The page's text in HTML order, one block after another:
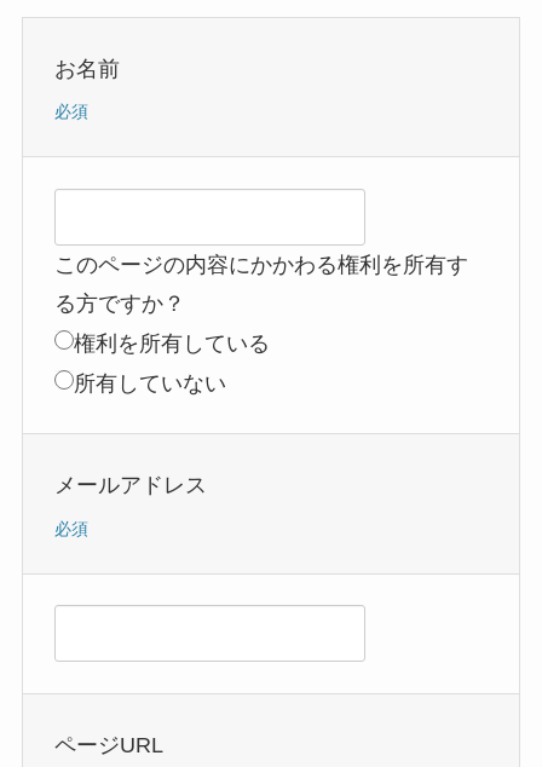
お名前
必須
このページの内容にかかわる権利を所有す
る方ですか？
権利を所有している
所有していない
メールアドレス
必須
ページURL